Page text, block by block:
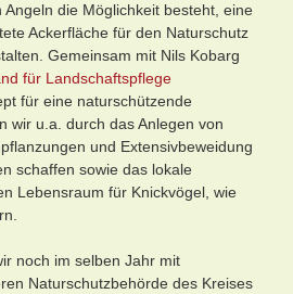
die Möglichkeit besteht, eine
Ackerfläche für den Naturschutz
Gemeinsam mit Nils Kobarg
für Landschaftspflege
für eine naturschützende
wir u.a. durch das Anlegen von
und Extensivbeweidung
schaffen sowie das lokale
Lebensraum für Knickvögel, wie
noch im selben Jahr mit
Naturschutzbehörde des Kreises